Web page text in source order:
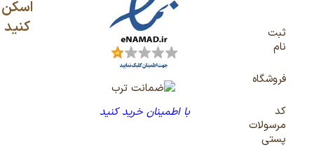
ثبت
نام
فروشگاه
کد
مرسولات
پستی
با اطمینان خرید کنید
اسکن
کنید